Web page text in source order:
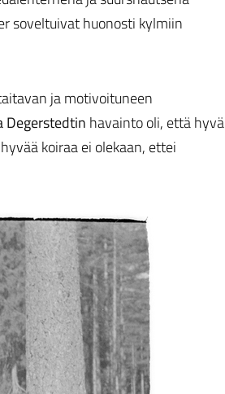
soveltuivat huonosti kylmiin
ja motivoituneen
Degerstedtin havainto oli, että hyvä
koiraa ei olekaan, ettei